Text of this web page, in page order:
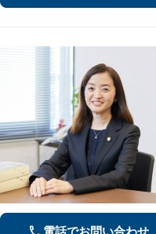
電話でお問い合わせ